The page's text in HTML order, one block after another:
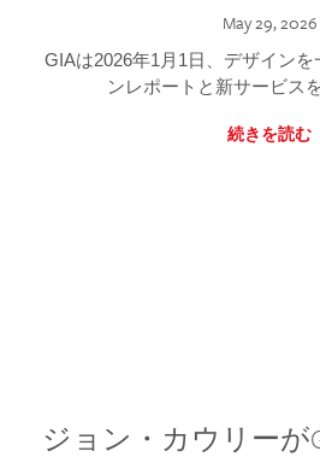
May 29, 2026
GIAは2026年1月1日、デザイン
ンレポートと新サービス
続きを読む
ジョン・カウリーが